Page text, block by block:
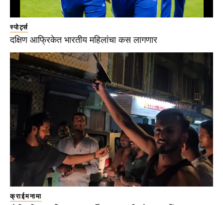
स्पोर्ट्स
दक्षिण आफ्रिकेत भारतीय महिलांचा कस लागणार
क्राईमनामा